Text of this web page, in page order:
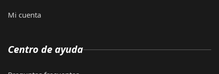
Mi cuenta
Centro de ayuda